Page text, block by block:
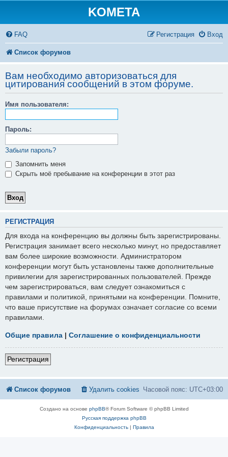
KOMETA
FAQ Вход
Регистрация
Список форумов
Вам необходимо авторизоваться для
цитирования сообщений в этом форуме.
Имя пользователя:
Пароль:
Забыли пароль?
Запомнить меня
Скрыть моё пребывание на конференции в этот раз
РЕГИСТРАЦИЯ
Для входа на конференцию вы должны быть зарегистрированы.
Регистрация занимает всего несколько минут, но предоставляет
вам более широкие возможности. Администратором
конференции могут быть установлены также дополнительные
привилегии для зарегистрированных пользователей. Прежде
чем зарегистрироваться, вам следует ознакомиться с
правилами и политикой, принятыми на конференции. Помните,
что ваше присутствие на форумах означает согласие со всеми
правилами.
Общие правила | Соглашение о конфиденциальности
Регистрация
Список форумов Часовой пояс: UTC+03:00
Удалить cookies
Создано на основе phpBB® Forum Software © phpBB Limited
Русская поддержка phpBB
Конфиденциальность| Правила